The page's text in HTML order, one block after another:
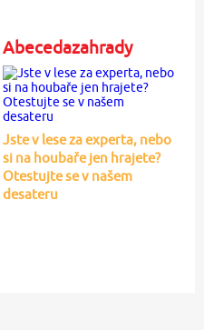
Abecedazahrady
Jste v lese za experta, nebo
si na houbaře jen hrajete?
Otestujte se v našem
desateru